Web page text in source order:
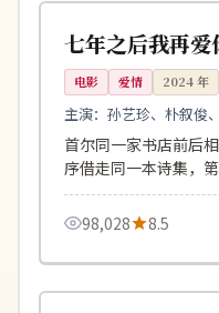
韩国
七年之后我再爱
电影 爱情 2024年
主演：孙艺珍、朴叙俊
首尔同一家书店前后
序借走同一本诗集，
白。
98,028
8.5
独播